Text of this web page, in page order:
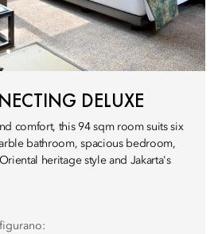
DELUXE
comfort, this 94 sqm room suits six
bathroom, spacious bedroom,
heritage style and Jakarta's